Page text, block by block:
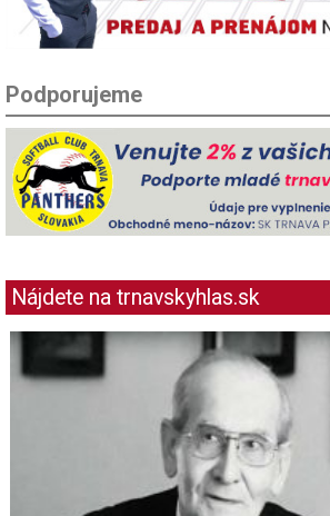
Podporujeme
Nájdete na trnavskyhlas.sk